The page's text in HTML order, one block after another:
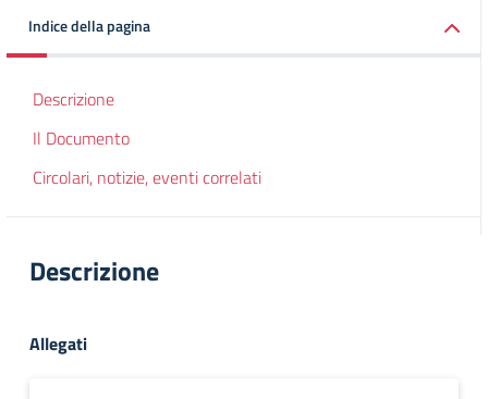
Indice della pagina
Descrizione
Il Documento
Circolari, notizie, eventi correlati
Descrizione
Allegati